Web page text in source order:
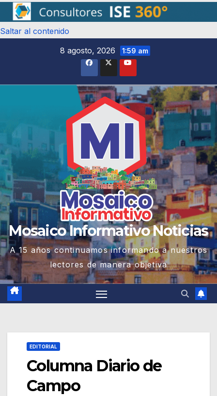
Saltar al contenido
8 agosto, 2026
1:59 am
Mosaico Informativo Noticias
A 15 años continuamos informando a nuestros
lectores de manera objetiva
EDITORIAL
Columna Diario de
Campo